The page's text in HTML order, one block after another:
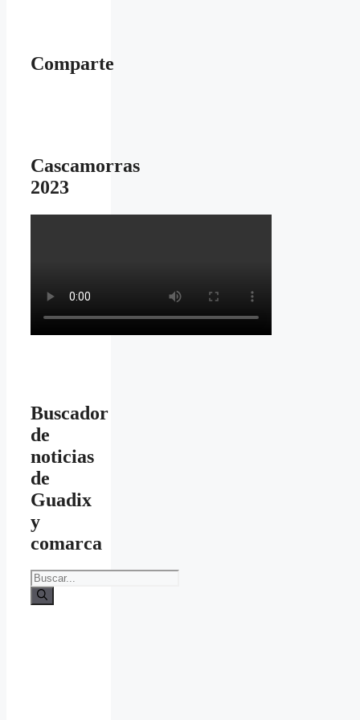
Comparte
Cascamorras
2023
Buscador
de
noticias
de
Guadix
y
comarca
Buscar: